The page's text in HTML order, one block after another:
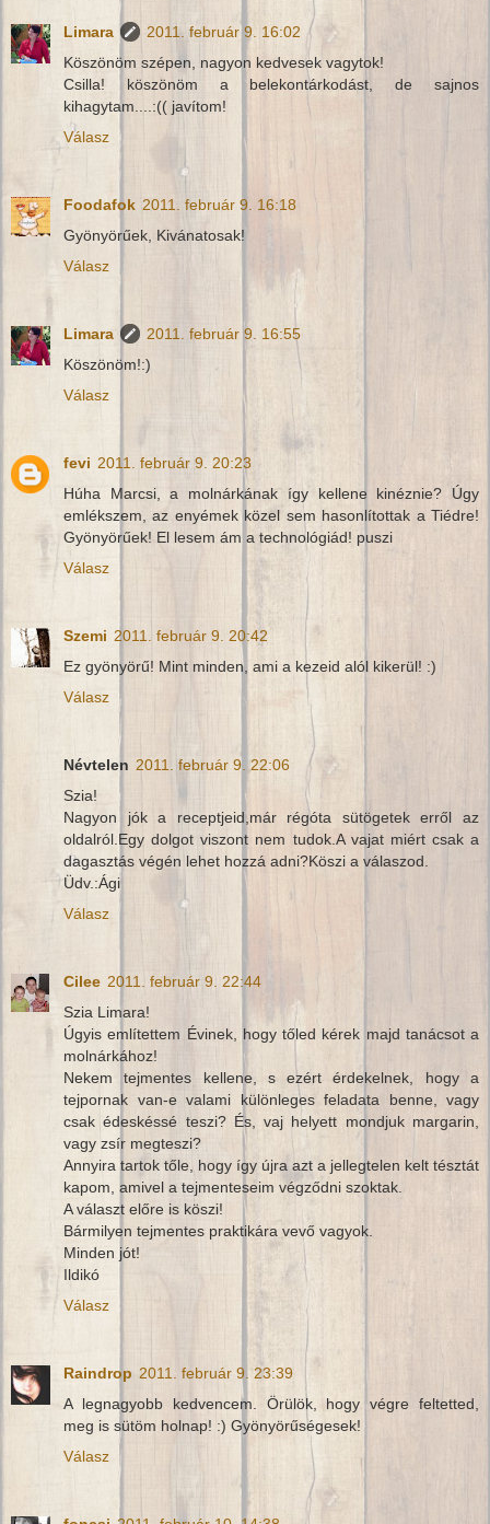
Limara
2011. február 9. 16:02
Köszönöm szépen, nagyon kedvesek vagytok!
Csilla! köszönöm a belekontárkodást, de sajnos
kihagytam....:(( javítom!
Válasz
Foodafok 2011. február 9. 16:18
Gyönyörűek, Kivánatosak!
Válasz
Limara
2011. február 9. 16:55
Köszönöm!:)
Válasz
fevi 2011. február 9. 20:23
Húha Marcsi, a molnárkának így kellene kinéznie? Úgy
emlékszem, az enyémek közel sem hasonlítottak a Tiédre!
Gyönyörűek! El lesem ám a technológiád! puszi
Válasz
Szemi 2011. február 9. 20:42
Ez gyönyörű! Mint minden, ami a kezeid alól kikerül! :)
Válasz
Névtelen 2011. február 9. 22:06
Szia!
Nagyon jók a receptjeid,már régóta sütögetek erről az
oldalról.Egy dolgot viszont nem tudok.A vajat miért csak a
dagasztás végén lehet hozzá adni?Köszi a válaszod.
Üdv.:Ági
Válasz
Cilee 2011. február 9. 22:44
Szia Limara!
Úgyis említettem Évinek, hogy tőled kérek majd tanácsot a
molnárkához!
Nekem tejmentes kellene, s ezért érdekelnek, hogy a
tejpornak van-e valami különleges feladata benne, vagy
csak édeskéssé teszi? És, vaj helyett mondjuk margarin,
vagy zsír megteszi?
Annyira tartok tőle, hogy így újra azt a jellegtelen kelt tésztát
kapom, amivel a tejmenteseim végződni szoktak.
A választ előre is köszi!
Bármilyen tejmentes praktikára vevő vagyok.
Minden jót!
Ildikó
Válasz
Raindrop 2011. február 9. 23:39
A legnagyobb kedvencem. Örülök, hogy végre feltetted,
meg is sütöm holnap! :) Gyönyörűségesek!
Válasz